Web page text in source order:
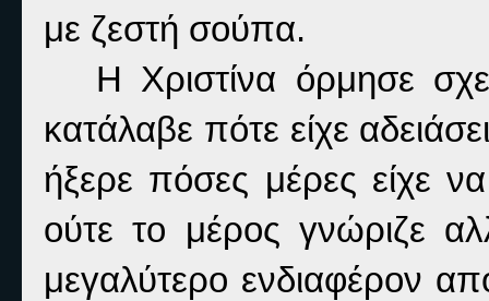
με ζεστή σούπα.
Η Χριστίνα όρμησε
κατάλαβε πότε είχε
ήξερε πόσες μέρες είχε
ούτε το μέρος γνώριζε
μεγαλύτερο ενδιαφέρον